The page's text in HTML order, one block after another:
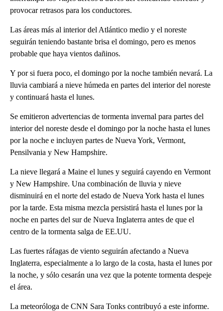
provocar retrasos para los conductores.
Las áreas más al interior del Atlántico medio y el noreste
seguirán teniendo bastante brisa el domingo, pero es menos
probable que haya vientos dañinos.
Y por si fuera poco, el domingo por la noche también nevará. La
lluvia cambiará a nieve húmeda en partes del interior del noreste
y continuará hasta el lunes.
Se emitieron advertencias de tormenta invernal para partes del
interior del noreste desde el domingo por la noche hasta el lunes
por la noche e incluyen partes de Nueva York, Vermont,
Pensilvania y New Hampshire.
La nieve llegará a Maine el lunes y seguirá cayendo en Vermont
y New Hampshire. Una combinación de lluvia y nieve
disminuirá en el norte del estado de Nueva York hasta el lunes
por la tarde. Esta misma mezcla persistirá hasta el lunes por la
noche en partes del sur de Nueva Inglaterra antes de que el
centro de la tormenta salga de EE.UU.
Las fuertes ráfagas de viento seguirán afectando a Nueva
Inglaterra, especialmente a lo largo de la costa, hasta el lunes por
la noche, y sólo cesarán una vez que la potente tormenta despeje
el área.
La meteoróloga de CNN Sara Tonks contribuyó a este informe.